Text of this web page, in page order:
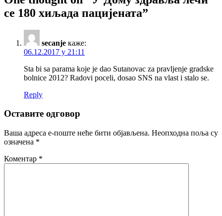
се 180 хиљада пацијената”
secanje каже:
06.12.2017 у 21:11
Sta bi sa parama koje je dao Sutanovac za pravljenje gradske
bolnice 2012? Radovi poceli, dosao SNS na vlast i stalo se.
Reply
Оставите одговор
Ваша адреса е-поште неће бити објављена. Неопходна поља су
означена *
Коментар *